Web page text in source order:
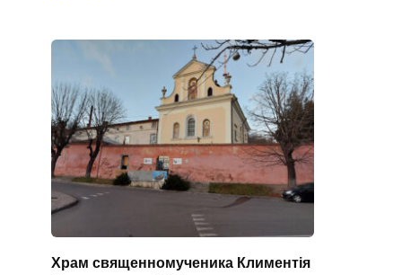
Храм священномученика Климентія